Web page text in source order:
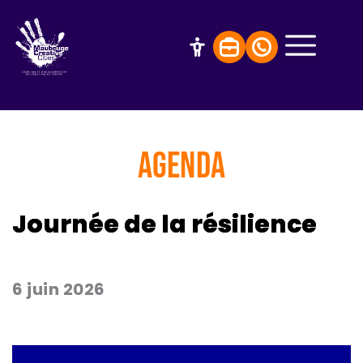
AGENDA
Journée de la résilience
6 juin 2026